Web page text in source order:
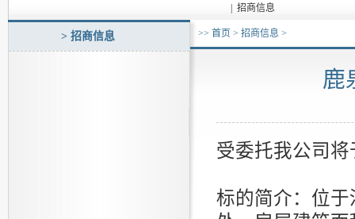
招商信息
> 招商信息 >> 首页 > 招商信息 >
鹿
受委托我公司
标的简介：位